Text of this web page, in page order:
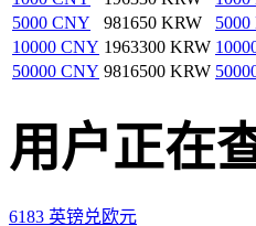
5000 CNY
981650 KRW
10000 CNY 1963300 KRW
50000 CNY 9816500 KRW
用户正在
6183 英镑兑欧元